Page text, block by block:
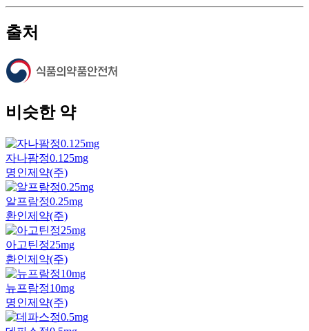
출처
비슷한 약
자나팜정0.125mg
명인제약(주)
알프람정0.25mg
환인제약(주)
아고틴정25mg
환인제약(주)
뉴프람정10mg
명인제약(주)